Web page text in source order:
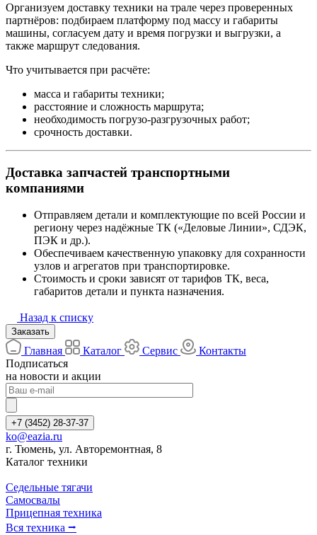
Организуем доставку техники на трале через проверенных
партнёров: подбираем платформу под массу и габариты
машины, согласуем дату и время погрузки и выгрузки, а
также маршрут следования.
Что учитывается при расчёте:
масса и габариты техники;
расстояние и сложность маршрута;
необходимость погрузо-разгрузочных работ;
срочность доставки.
Доставка запчастей транспортными
компаниями
Отправляем детали и комплектующие по всей России и
региону через надёжные ТК («Деловые Линии», СДЭК,
ПЭК и др.).
Обеспечиваем качественную упаковку для сохранности
узлов и агрегатов при транспортировке.
Стоимость и сроки зависят от тарифов ТК, веса,
габаритов детали и пункта назначения.
Назад к списку
Заказать
Главная Каталог Сервис
Контакты
Подписаться
на новости и акции
+7 (3452) 28-37-37
ko@eazia.ru
г. Тюмень, ул. Авторемонтная, 8
Каталог техники
Седельные тягачи
Самосвалы
Прицепная техника
Вся техника ⭢